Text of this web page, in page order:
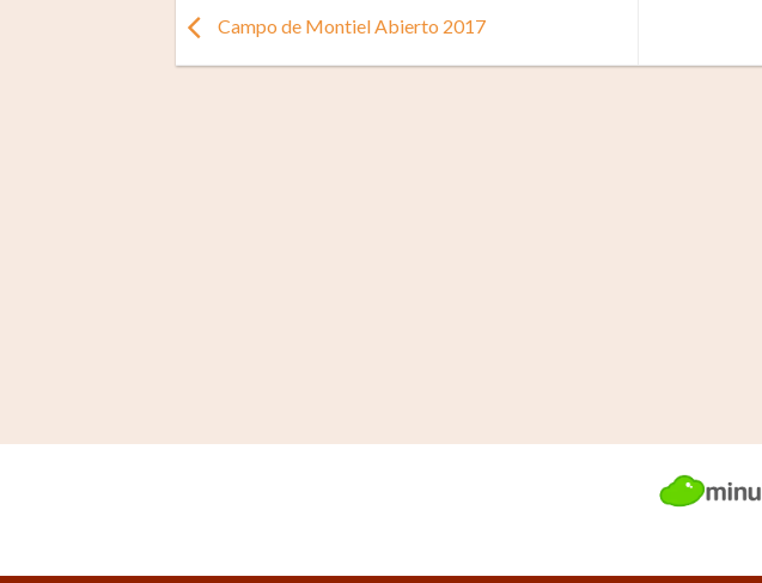
Campo de Montiel Abierto 2017